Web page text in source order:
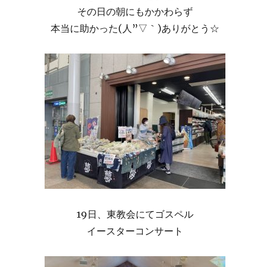
その日の朝にもかかわらず
本当に助かった(人”▽｀)ありがとう☆
19日、東教会にてゴスペル
イースターコンサート